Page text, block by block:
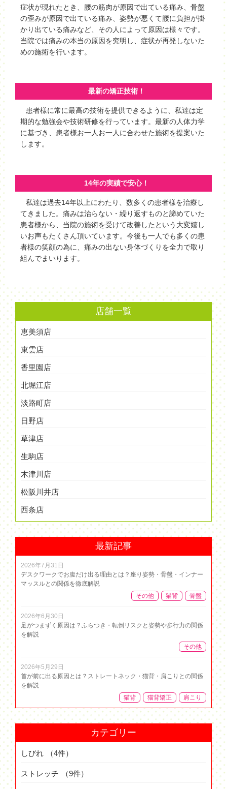
症状が現れたとき、腰の筋肉が原因で出ている痛み、骨盤
の歪みが原因で出ている痛み、姿勢が悪くて腰に負担が掛
かり出ている痛みなど、その人によって原因は様々です。
当院では痛みの本当の原因を究明し、症状が再発しないた
めの施術を行います。
最新の矯正技術！
患者様に常に最高の技術を提供できるように、私達は定
期的な勉強会や技術研修を行っています。最新の人体力学
に基づき、患者様お一人お一人に合わせた施術を提案いた
します。
14年の実績で安心！
私達は過去14年以上にわたり、数多くの患者様を治療し
てきました。痛みは治らない・繰り返すものと諦めていた
患者様から、当院の施術を受けて改善したという大変嬉し
いお声もたくさん頂いています。今後も一人でも多くの患
者様の笑顔の為に、痛みの出ない身体づくりを全力で取り
組んでまいります。
店舗一覧
恵美須店
東雲店
香里園店
北堀江店
淡路町店
日野店
草津店
生駒店
木津川店
松阪川井店
西条店
最新記事
2026年7月31日
デスクワークでお腹だけ出る理由とは？座り姿勢・骨盤・インナー
マッスルとの関係を徹底解説
その他
猫背 骨盤
2026年6月30日
足がつまずく原因は？ふらつき・転倒リスクと姿勢や歩行力の関係
を解説
その他
2026年5月29日
首が前に出る原因とは？ストレートネック・猫背・肩こりとの関係
を解説
猫背
猫背矯正 肩こり
カテゴリー
しびれ （4件）
ストレッチ （9件）